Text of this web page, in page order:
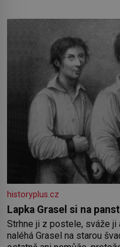
českou zahradu ani
historyplus.cz
Lapka Grasel si na
Strhne ji z postele, sváže ji
naléhá Grasel na starou